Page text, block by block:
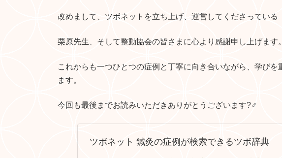
改めまして、ツボネットを立ち上げ、運営してくださっている
栗原先生、そして整動協会の皆さまに心より感謝申し上げます。
これからも一つひとつの症例と丁寧に向き合いながら、学び
ます。
今回も最後までお読みいただきありがとうございます?‍♂️
ツボネット 鍼灸の症例が検索できるツボ辞典